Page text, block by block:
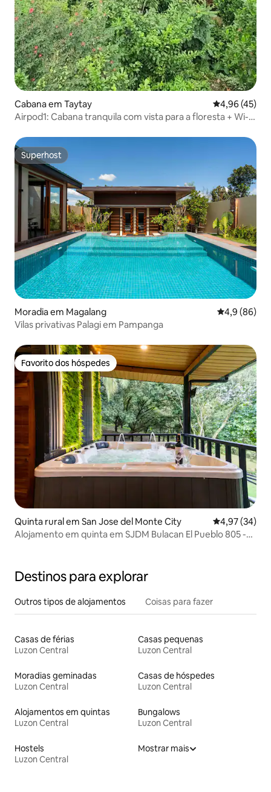
Cabana em Taytay Classificação
4,96 (45)
Airpod1: Cabana tranquila com vista para a floresta + Wi-Fi
Superhost
Superhost
Moradia em Magalang
4,9 (86)
Vilas privativas Palagi em Pampanga
Favorito dos hóspedes
Favorito dos hóspedes
Quinta rural em San Jose del Monte City Classificação
4,97 (34)
Alojamento em quinta em SJDM Bulacan El Pueblo 805 -
Destinos para explorar
Outros tipos de alojamentos Coisas para fazer
Casas de férias
Luzon Central
Casas pequenas
Luzon Central
Moradias geminadas
Luzon Central
Casas de hóspedes
Luzon Central
Alojamentos em quintas
Luzon Central
Bungalows
Luzon Central
Hostels
Luzon Central
Mostrar mais